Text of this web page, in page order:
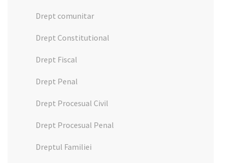
Drept comunitar
Drept Constitutional
Drept Fiscal
Drept Penal
Drept Procesual Civil
Drept Procesual Penal
Dreptul Familiei